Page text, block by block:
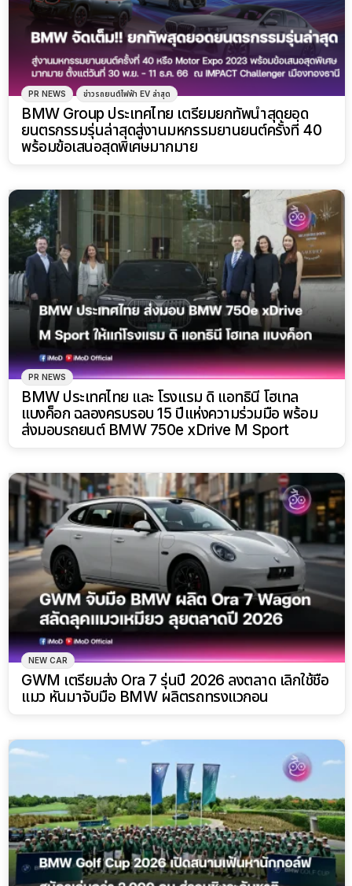
PR NEWS ข่าวรถยนต์ไฟฟ้า EV ล่าสุด
BMW Group ประเทศไทย เตรียมยกทัพนำสุดยอด
ยนตรกรรมรุ่นล่าสุดสู่งานมหกรรมยานยนต์ครั้งที่ 40
พร้อมข้อเสนอสุดพิเศษมากมาย
PR NEWS
BMW ประเทศไทย และ โรงแรม ดิ แอทธินี โฮเทล
แบงค็อก ฉลองครบรอบ 15 ปีแห่งความร่วมมือ พร้อม
ส่งมอบรถยนต์ BMW 750e xDrive M Sport
NEW CAR
GWM เตรียมส่ง Ora 7 รุ่นปี 2026 ลงตลาด เลิกใช้ชื่อ
แมว หันมาจับมือ BMW ผลิตรถทรงแวกอน